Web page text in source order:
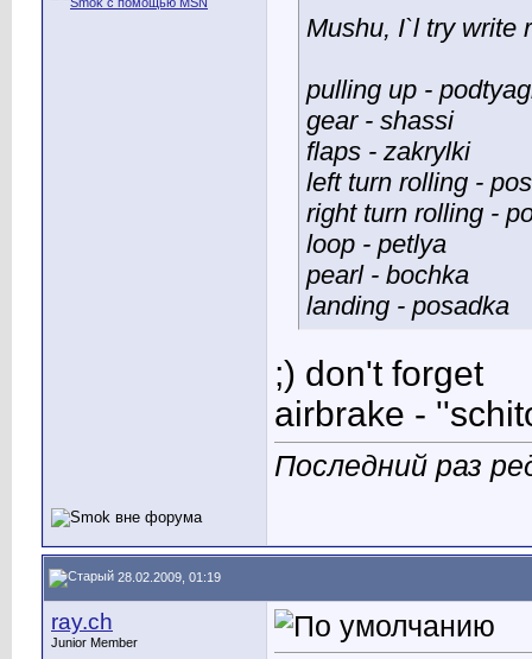
Mushu, I`l try write
pulling up -
gear - shassi
flaps - zakrylki
left turn rolling -
right turn rolling -
loop - petlya
pearl - bochka
landing - posadka
;) don't forget
airbrake -
Последний раз
28.02.2009, 01:19
ray.ch
Junior Member